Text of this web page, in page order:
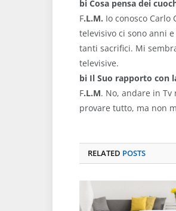
bi Cosa pensa dei
F.L.M. Io conosco
televisivo ci sono anni
tanti sacrifici. Mi
televisive.
bi Il Suo rapporto con
F.L.M. No, andare in Tv
provare tutto, ma non
RELATED POSTS